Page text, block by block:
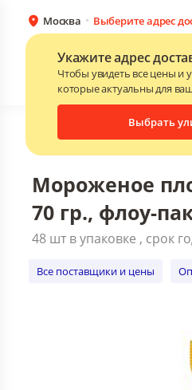
Москва Выберите адрес
Укажите адрес
Чтобы увидеть все цены и
которые актуальны для
Выбрать
БрендыПрайс-листы
Каталог •
Мороженое
48 шт в
Все
Мороженое
70 гр., флоу-
48 шт в упаковке , срок
Все поставщики и цены